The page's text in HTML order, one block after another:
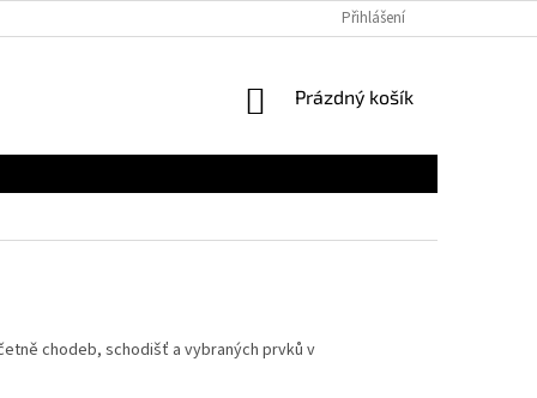
Přihlášení
NÁKUPNÍ
Prázdný košík
chodeb, schodišť a vybraných prvků v